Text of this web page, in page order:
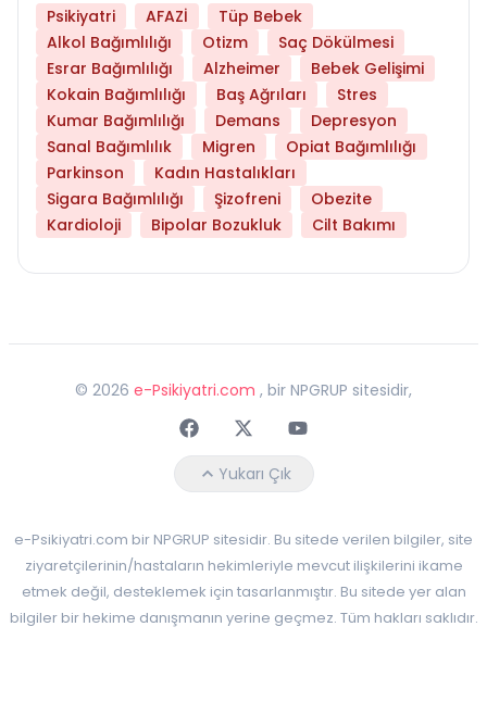
Psikiyatri AFAZİ
Tüp Bebek
Alkol Bağımlılığı
Otizm
Saç Dökülmesi
Esrar Bağımlılığı
Alzheimer
Bebek Gelişimi
Kokain Bağımlılığı
Baş Ağrıları
Stres
Kumar Bağımlılığı
Demans
Depresyon
Sanal Bağımlılık
Migren
Opiat Bağımlılığı
Parkinson
Kadın Hastalıkları
Sigara Bağımlılığı
Şizofreni
Obezite
Kardioloji
Bipolar Bozukluk Cilt Bakımı
© 2026 e-Psikiyatri.com , bir NPGRUP sitesidir,
FaceebokTwitterYoutube
Yukarı Çık
e-Psikiyatri.com bir NPGRUP sitesidir. Bu sitede verilen bilgiler, site
ziyaretçilerinin/hastaların hekimleriyle mevcut ilişkilerini ikame
etmek değil, desteklemek için tasarlanmıştır. Bu sitede yer alan
bilgiler bir hekime danışmanın yerine geçmez. Tüm hakları saklıdır.